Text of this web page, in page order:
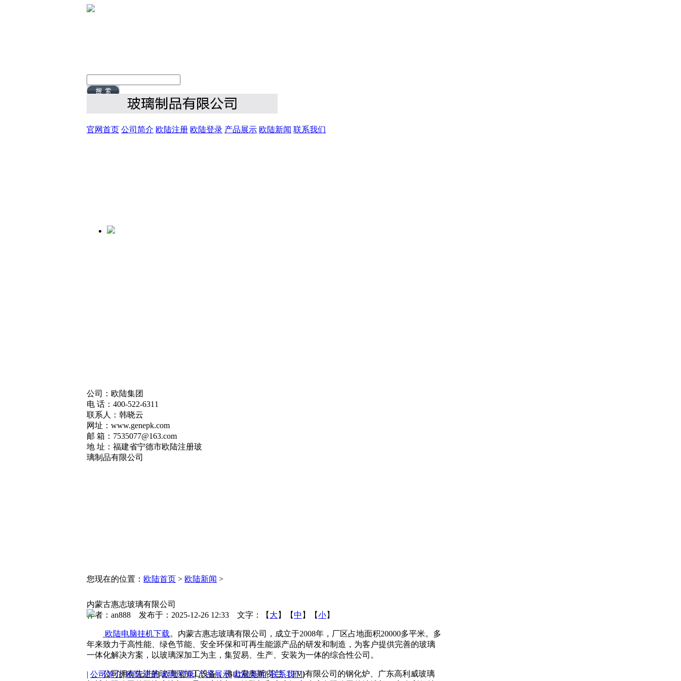
官网首页 公司简介 欧陆注册 欧陆登录 产品展示 欧陆新闻 联系我们
公司：欧陆集团
电 话：400-522-6311
联系人：韩晓云
网址：www.genepk.com
邮 箱：7535077@163.com
地 址：福建省‌宁德市欧陆注册玻
璃制品有限公司
您现在的位置： 欧陆首页 > 欧陆新闻 >
内蒙古惠志玻璃有限公司
作者：an888 发布于：2025-12-26 12:33 文字：【 大 】【中 】【小】
欧陆电脑挂机下载。内蒙古惠志玻璃有限公司，成立于2008年，厂区占地面积20000多平米。多
年来致力于高性能、绿色节能、安全环保和可再生能源产品的研发和制造，为客户提供完善的玻璃
一体化解决方案，以玻璃深加工为主，集贸易、生产、安装为一体的综合性公司。
公司拥有先进的玻璃深加工设备，佛山索奥斯/芬兰（TV)有限公司的钢化炉、广东高利威玻璃
| 公司简介|欧陆注册|欧陆登录|产品展示|欧陆新闻|联系我们|